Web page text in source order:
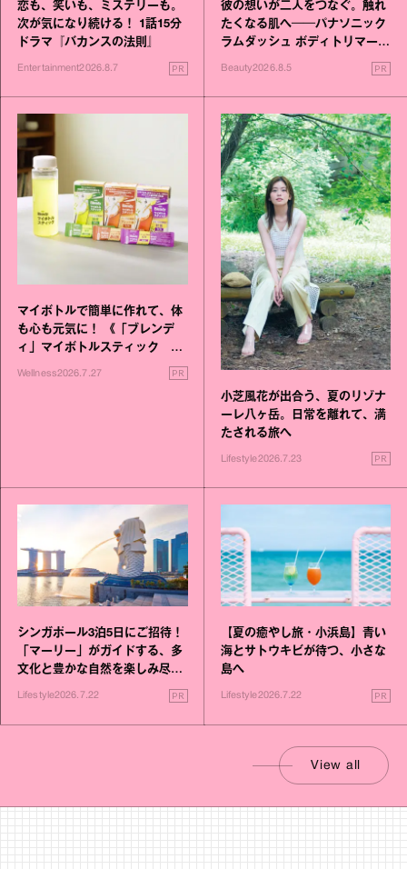
恋も、笑いも、ミステリーも。
次が気になり続ける！ 1話15分
ドラマ『バカンスの法則』
Entertainment2026.8.7 PR
彼の想いが二人をつなぐ。触れ
たくなる肌へ──パナソニック
ラムダッシュ ボディトリマーが
進化！
Beauty2026.8.5 PR
マイボトルで簡単に作れて、体
も心も元気に！ 《「ブレンデ
ィ」マイボトルスティック い
いこと毎日》シリーズが誕生
Wellness2026.7.27 PR
小芝風花が出合う、夏のリゾナ
ーレ八ヶ岳。日常を離れて、満
たされる旅へ
Lifestyle2026.7.23 PR
シンガポール3泊5日にご招待！
「マーリー」がガイドする、多
文化と豊かな自然を楽しみ尽く
Lifestyle2026.7.22 PR
【夏の癒やし旅・小浜島】青い
海とサトウキビが待つ、小さな
島へ
Lifestyle2026.7.22 PR
View all